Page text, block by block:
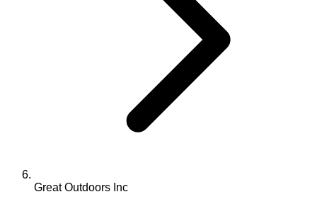
Great Outdoors Inc